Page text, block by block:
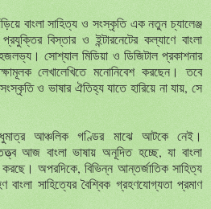
বাংলা সাহিত্য ও সংস্কৃতি এক নতুন চ্যালেঞ্জ
বিস্তার ও ইন্টারনেটের কল্যাণে বাংলা
সোশ্যাল মিডিয়া ও ডিজিটাল প্রকাশনার
লেখালেখিতে মনোনিবেশ করছেন। তবে
ও ভাষার ঐতিহ্য যাতে হারিয়ে না যায়, সে
আঞ্চলিক গণ্ডির মাঝে আটকে নেই।
আজ বাংলা ভাষায় অনূদিত হচ্ছে, যা বাংলা
অপরদিকে, বিভিন্ন আন্তর্জাতিক সাহিত্য
সাহিত্যের বৈশ্বিক গ্রহণযোগ্যতা প্রমাণ